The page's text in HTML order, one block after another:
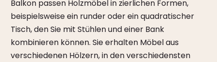
Balkon passen Holzmöbel in zierlichen Formen,
beispielsweise ein runder oder ein quadratischer
Tisch, den Sie mit Stühlen und einer Bank
kombinieren können. Sie erhalten Möbel aus
verschiedenen Hölzern, in den verschiedensten